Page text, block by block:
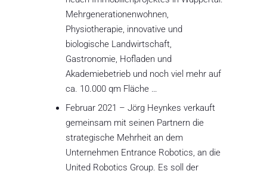
Mehrgenerationenwohnen,
Physiotherapie, innovative und
biologische Landwirtschaft,
Gastronomie, Hofladen und
Akademiebetrieb und noch viel mehr auf
ca. 10.000 qm Fläche …
Februar 2021 – Jörg Heynkes verkauft
gemeinsam mit seinen Partnern die
strategische Mehrheit an dem
Unternehmen Entrance Robotics, an die
United Robotics Group. Es soll der